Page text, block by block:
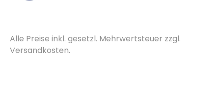
Alle Preise inkl. gesetzl. Mehrwertsteuer zzgl.
Versandkosten.